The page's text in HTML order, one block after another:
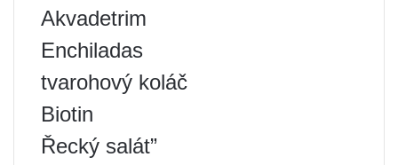
Akvadetrim
Enchiladas
tvarohový koláč
Biotin
Řecký salát”